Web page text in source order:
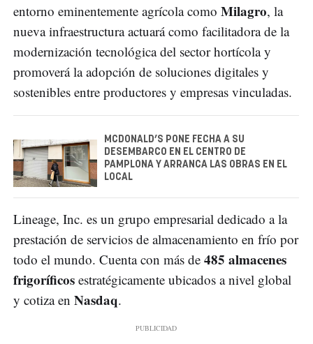
entorno eminentemente agrícola como Milagro, la
nueva infraestructura actuará como facilitadora de la
modernización tecnológica del sector hortícola y
promoverá la adopción de soluciones digitales y
sostenibles entre productores y empresas vinculadas.
MCDONALD’S PONE FECHA A SU
DESEMBARCO EN EL CENTRO DE
PAMPLONA Y ARRANCA LAS OBRAS EN EL
LOCAL
Lineage, Inc. es un grupo empresarial dedicado a la
prestación de servicios de almacenamiento en frío por
todo el mundo. Cuenta con más de 485 almacenes
frigoríficos estratégicamente ubicados a nivel global
y cotiza en Nasdaq.